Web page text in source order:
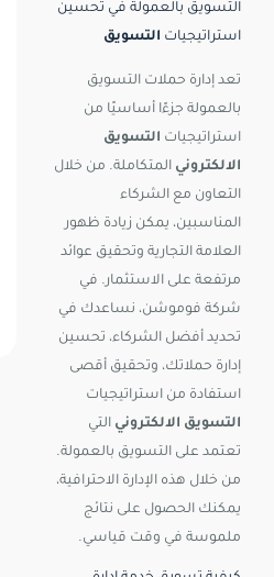
التسويق بالعمولة في تحسين
استراتيجيات التسويق
تعد إدارة حملات التسويق
بالعمولة جزءًا أساسيًا من
استراتيجيات التسويق
الالكتروني المتكاملة. من خلال
التعاون مع الشركاء
المناسبين، يمكن زيادة ظهور
العلامة التجارية وتحقيق عوائد
مرتفعة على الاستثمار. في
شركة فوموشن، نساعدك في
تحديد أفضل الشركاء، تحسين
إدارة حملاتك، وتحقيق أقصى
استفادة من استراتيجيات
التسويق الالكتروني التي
تعتمد على التسويق بالعمولة.
من خلال هذه الإدارة الاحترافية،
يمكنك الحصول على نتائج
ملموسة في وقت قياسي.